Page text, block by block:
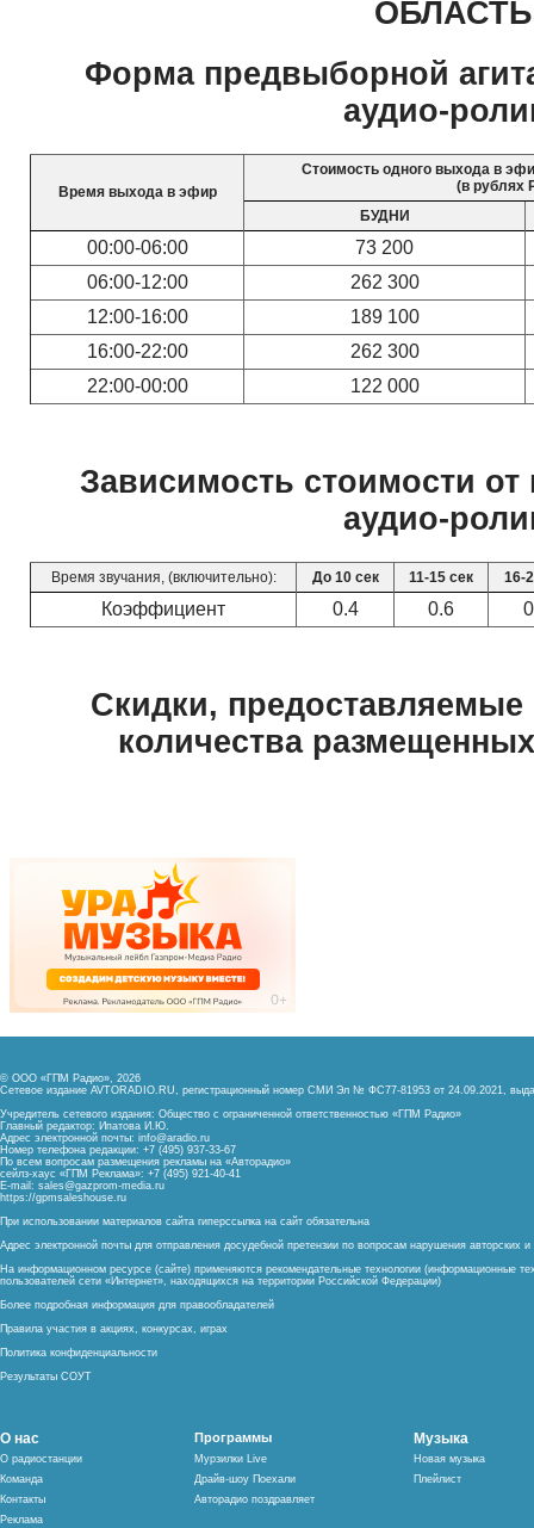
© ООО «ГПМ Радио», 2026
Сетевое издание AVTORADIO.RU, регистрационный номер СМИ Эл № ФС77-81953 от 24.09.2021,
Учредитель сетевого издания: Общество с ограниченной ответственностью «ГПМ Радио»
Главный редактор: Ипатова И.Ю.
Адрес электронной почты: info@aradio.ru
Номер телефона редакции: +7 (495) 937-33-67
По всем вопросам размещения рекламы на «Авторадио»
сейлз-хаус «ГПМ Реклама»: +7 (495) 921-40-41
E-mail: sales@gazprom-media.ru
https://gpmsaleshouse.ru
При использовании материалов сайта гиперссылка на сайт обязательна
Адрес электронной почты для отправления досудебной претензии по вопросам нарушения авторских
На информационном ресурсе (сайте) применяются рекомендательные технологии (информационные
пользователей сети «Интернет», находящихся на территории Российской Федерации)
Более подробная информация для правообладателей
Правила участия в акциях, конкурсах, играх
Политика конфиденциальности
Результаты СОУТ
О нас
О радиостанции
Команда
Контакты
Реклама
Программы
Мурзилки Live
Драйв-шоу Поехали
Авторадио поздравляет
Музыка
Новая музыка
Плейлист